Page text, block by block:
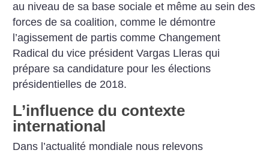
au niveau de sa base sociale et même au sein des
forces de sa coalition, comme le démontre
l’agissement de partis comme Changement
Radical du vice président Vargas Lleras qui
prépare sa candidature pour les élections
présidentielles de 2018.
L’influence du contexte
international
Dans l’actualité mondiale nous relevons